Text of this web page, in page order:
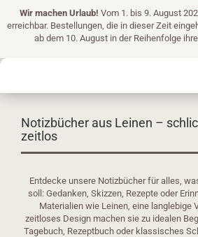
Wir machen Urlaub! Vom 1. bis 9. August
erreichbar. Bestellungen, die in dieser Zeit
ab dem 10. August in der Reihenfolge
Notizbücher aus Leinen –
zeitlos
Entdecke unsere Notizbücher für alles,
soll: Gedanken, Skizzen, Rezepte oder
Materialien wie Leinen, eine langlebige
zeitloses Design machen sie zu idealen
Tagebuch, Rezeptbuch oder klassisches